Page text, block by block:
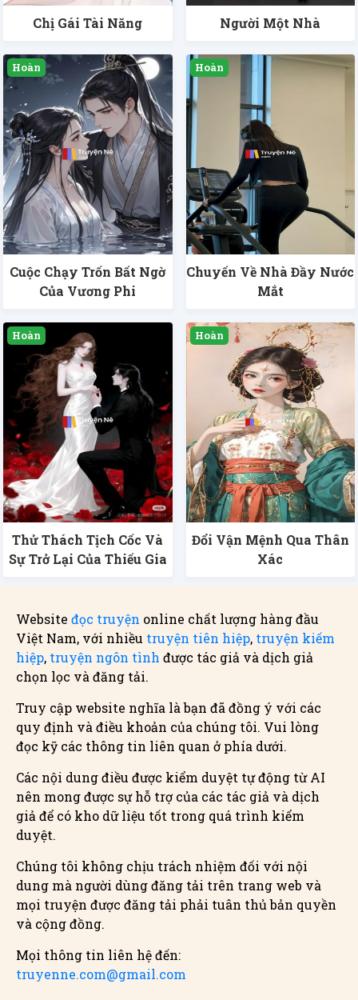
Chị Gái Tài Năng Người Một Nhà
Cuộc Chạy Trốn Bất Ngờ
Của Vương Phi
Chuyến Về Nhà Đầy Nước
Mắt
Thử Thách Tịch Cốc Và
Sự Trở Lại Của Thiếu Gia
Đổi Vận Mệnh Qua Thân
Xác
Website đọc truyện online chất lượng hàng đầu
Việt Nam, với nhiều truyện tiên hiệp, truyện kiếm
hiệp, truyện ngôn tình được tác giả và dịch giả
chọn lọc và đăng tải.
Truy cập website nghĩa là bạn đã đồng ý với các
quy định và điều khoản của chúng tôi. Vui lòng
đọc kỹ các thông tin liên quan ở phía dưới.
Các nội dung điều được kiểm duyệt tự động từ AI
nên mong được sự hỗ trợ của các tác giả và dịch
giả để có kho dữ liệu tốt trong quá trình kiểm
duyệt.
Chúng tôi không chịu trách nhiệm đối với nội
dung mà người dùng đăng tải trên trang web và
mọi truyện được đăng tải phải tuân thủ bản quyền
và cộng đồng.
Mọi thông tin liên hệ đến:
truyenne.com@gmail.com